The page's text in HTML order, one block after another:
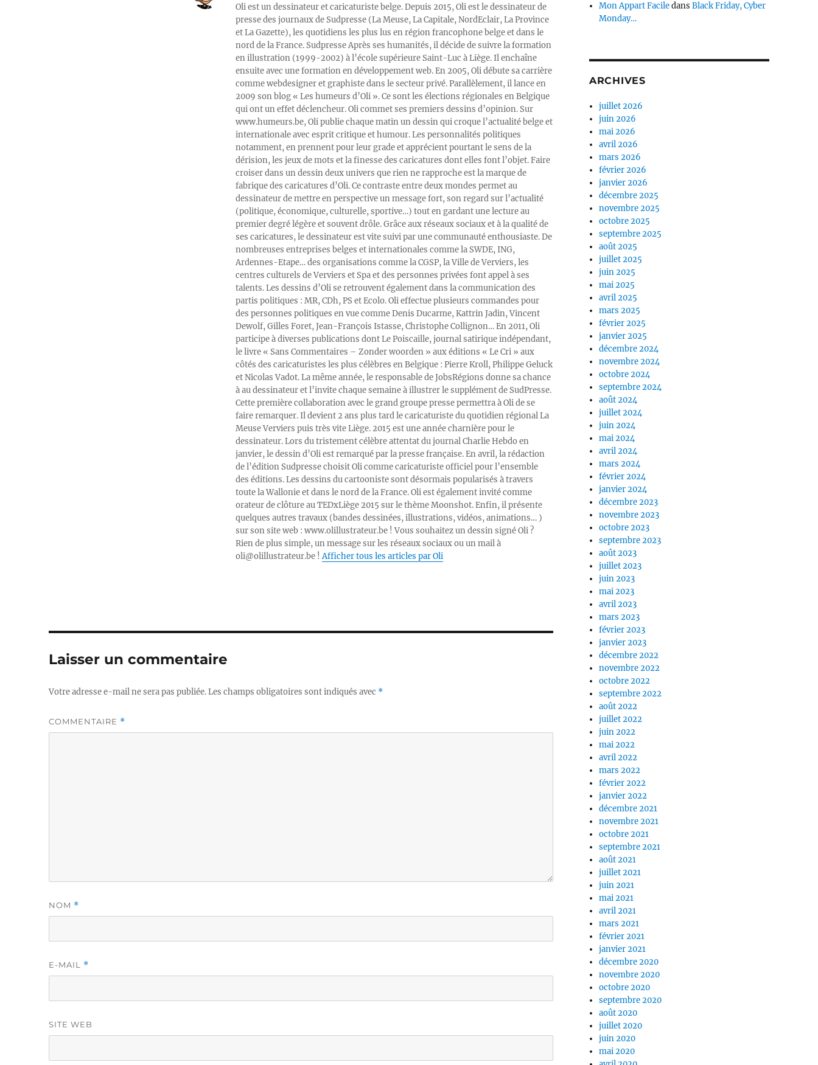
Oli est un dessinateur et caricaturiste belge. Depuis 2015, Oli est le dessinateur de
presse des journaux de Sudpresse (La Meuse, La Capitale, NordEclair, La Province
et La Gazette), les quotidiens les plus lus en région francophone belge et dans le
nord de la France. Sudpresse Après ses humanités, il décide de suivre la formation
en illustration (1999-2002) à l’école supérieure Saint-Luc à Liège. Il enchaîne
ensuite avec une formation en développement web. En 2005, Oli débute sa carrière
comme webdesigner et graphiste dans le secteur privé. Parallèlement, il lance en
2009 son blog « Les humeurs d’Oli ». Ce sont les élections régionales en Belgique
qui ont un effet déclencheur. Oli commet ses premiers dessins d’opinion. Sur
www.humeurs.be, Oli publie chaque matin un dessin qui croque l’actualité belge et
internationale avec esprit critique et humour. Les personnalités politiques
notamment, en prennent pour leur grade et apprécient pourtant le sens de la
dérision, les jeux de mots et la finesse des caricatures dont elles font l’objet. Faire
croiser dans un dessin deux univers que rien ne rapproche est la marque de
fabrique des caricatures d’Oli. Ce contraste entre deux mondes permet au
dessinateur de mettre en perspective un message fort, son regard sur l’actualité
(politique, économique, culturelle, sportive…) tout en gardant une lecture au
premier degré légère et souvent drôle. Grâce aux réseaux sociaux et à la qualité de
ses caricatures, le dessinateur est vite suivi par une communauté enthousiaste. De
nombreuses entreprises belges et internationales comme la SWDE, ING,
Ardennes-Etape… des organisations comme la CGSP, la Ville de Verviers, les
centres culturels de Verviers et Spa et des personnes privées font appel à ses
talents. Les dessins d’Oli se retrouvent également dans la communication des
partis politiques : MR, CDh, PS et Ecolo. Oli effectue plusieurs commandes pour
des personnes politiques en vue comme Denis Ducarme, Kattrin Jadin, Vincent
Dewolf, Gilles Foret, Jean-François Istasse, Christophe Collignon… En 2011, Oli
participe à diverses publications dont Le Poiscaille, journal satirique indépendant,
le livre « Sans Commentaires – Zonder woorden » aux éditions « Le Cri » aux
côtés des caricaturistes les plus célèbres en Belgique : Pierre Kroll, Philippe Geluck
et Nicolas Vadot. La même année, le responsable de JobsRégions donne sa chance
à au dessinateur et l’invite chaque semaine à illustrer le supplément de SudPresse.
Cette première collaboration avec le grand groupe presse permettra à Oli de se
faire remarquer. Il devient 2 ans plus tard le caricaturiste du quotidien régional La
Meuse Verviers puis très vite Liège. 2015 est une année charnière pour le
dessinateur. Lors du tristement célèbre attentat du journal Charlie Hebdo en
janvier, le dessin d’Oli est remarqué par la presse française. En avril, la rédaction
de l’édition Sudpresse choisit Oli comme caricaturiste officiel pour l’ensemble
des éditions. Les dessins du cartooniste sont désormais popularisés à travers
toute la Wallonie et dans le nord de la France. Oli est également invité comme
orateur de clôture au TEDxLiège 2015 sur le thème Moonshot. Enfin, il présente
quelques autres travaux (bandes dessinées, illustrations, vidéos, animations… )
sur son site web : www.olillustrateur.be ! Vous souhaitez un dessin signé Oli ?
Rien de plus simple, un message sur les réseaux sociaux ou un mail à
oli@olillustrateur.be !Afficher tous les articles par Oli
Laisser un commentaire
Votre adresse e-mail ne sera pas publiée.Les champs obligatoires sont indiqués avec *
COMMENTAIRE *
NOM *
E-MAIL *
SITE WEB
Mon Appart FaciledansBlack Friday, Cyber
Monday…
ARCHIVES
juillet 2026
juin 2026
mai 2026
avril 2026
mars 2026
février 2026
janvier 2026
décembre 2025
novembre 2025
octobre 2025
septembre 2025
août 2025
juillet 2025
juin 2025
mai 2025
avril 2025
mars 2025
février 2025
janvier 2025
décembre 2024
novembre 2024
octobre 2024
septembre 2024
août 2024
juillet 2024
juin 2024
mai 2024
avril 2024
mars 2024
février 2024
janvier 2024
décembre 2023
novembre 2023
octobre 2023
septembre 2023
août 2023
juillet 2023
juin 2023
mai 2023
avril 2023
mars 2023
février 2023
janvier 2023
décembre 2022
novembre 2022
octobre 2022
septembre 2022
août 2022
juillet 2022
juin 2022
mai 2022
avril 2022
mars 2022
février 2022
janvier 2022
décembre 2021
novembre 2021
octobre 2021
septembre 2021
août 2021
juillet 2021
juin 2021
mai 2021
avril 2021
mars 2021
février 2021
janvier 2021
décembre 2020
novembre 2020
octobre 2020
septembre 2020
août 2020
juillet 2020
juin 2020
mai 2020